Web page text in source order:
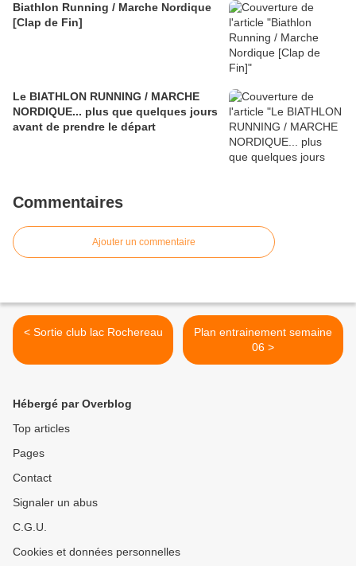
Biathlon Running / Marche Nordique
[Clap de Fin]
Le BIATHLON RUNNING / MARCHE
NORDIQUE... plus que quelques jours
avant de prendre le départ
Commentaires
Ajouter un commentaire
< Sortie club lac Rochereau
Plan entrainement semaine
06 >
Hébergé par Overblog
Top articles
Pages
Contact
Signaler un abus
C.G.U.
Cookies et données personnelles